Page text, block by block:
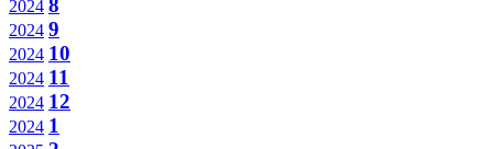
2024
2024 9
2024 10
2024 11
2024 12
2024 1